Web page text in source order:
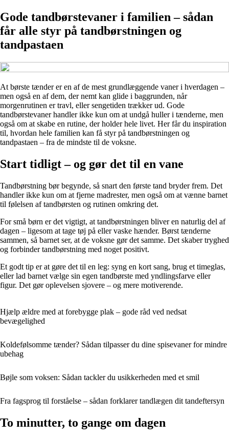
Gode tandbørstevaner i familien – sådan
får alle styr på tandbørstningen og
tandpastaen
At børste tænder er en af de mest grundlæggende vaner i hverdagen –
men også en af dem, der nemt kan glide i baggrunden, når
morgenrutinen er travl, eller sengetiden trækker ud. Gode
tandbørstevaner handler ikke kun om at undgå huller i tænderne, men
også om at skabe en rutine, der holder hele livet. Her får du inspiration
til, hvordan hele familien kan få styr på tandbørstningen og
tandpastaen – fra de mindste til de voksne.
Start tidligt – og gør det til en vane
Tandbørstning bør begynde, så snart den første tand bryder frem. Det
handler ikke kun om at fjerne madrester, men også om at vænne barnet
til følelsen af tandbørsten og rutinen omkring det.
For små børn er det vigtigt, at tandbørstningen bliver en naturlig del af
dagen – ligesom at tage tøj på eller vaske hænder. Børst tænderne
sammen, så barnet ser, at de voksne gør det samme. Det skaber tryghed
og forbinder tandbørstning med noget positivt.
Et godt tip er at gøre det til en leg: syng en kort sang, brug et timeglas,
eller lad barnet vælge sin egen tandbørste med yndlingsfarve eller
figur. Det gør oplevelsen sjovere – og mere motiverende.
Hjælp ældre med at forebygge plak – gode råd ved nedsat
bevægelighed
Koldefølsomme tænder? Sådan tilpasser du dine spisevaner for mindre
ubehag
Bøjle som voksen: Sådan tackler du usikkerheden med et smil
Fra fagsprog til forståelse – sådan forklarer tandlægen dit tandeftersyn
To minutter, to gange om dagen